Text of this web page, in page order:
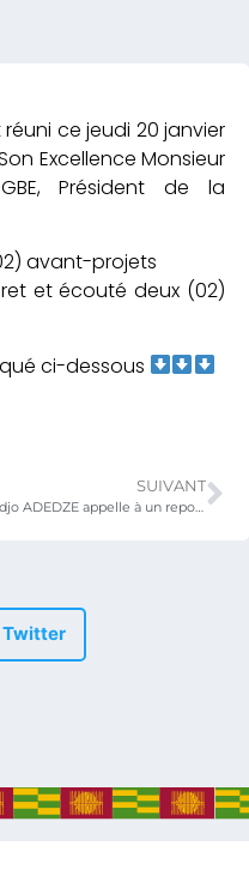
Twitter
réuni ce jeudi 20 janvier
Excellence Monsieur
Président de la
avant-projets
et écouté deux (02)
ci-dessous
SUIVANT
Kodjo ADEDZE appelle à un repositionnement des industries et entreprises pour une contribution efficace à la relance de l’économie.